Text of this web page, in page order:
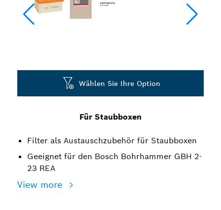
Für Staubboxen
Filter als Austauschzubehör für Staubboxen
Geeignet für den Bosch Bohrhammer GBH 2-
23 REA
View more
Wählen Sie Ihre Option